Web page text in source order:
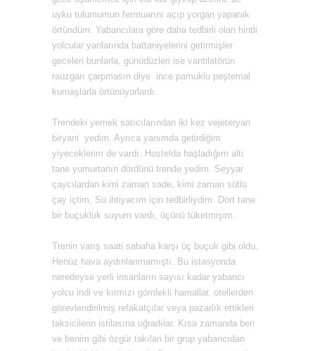
uyku tulumumun fermuarını açıp yorgan yaparak
örtündüm. Yabancılara göre daha tedbirli olan hintli
yolcular yanlarında battaniyelerini getirmişler
geceleri bunlarla, günüdüzleri ise vantilatörün
raüzgarı çarpmasın diye ince pamuklu peştemal
kumaşlarla örtünüyorlardı.
Trendeki yemek satıcılarından iki kez vejeteryan
biryani yedim. Ayrıca yanımda getirdiğim
yiyeceklerim de vardı. Hostelda haşladığım altı
tane yumurtanın dördünü trende yedim. Seyyar
çaycılardan kimi zaman sade, kimi zaman sütlü
çay içtim. Su ihtiyacım için tedbirliydim. Dört tane
bir buçukluk suyum vardı, üçünü tüketmişim.
Trenin varış saati sabaha karşı üç buçuk gibi oldu.
Henüz hava aydınlanmamıştı. Bu istasyonda
neredeyse yerli insanların sayısı kadar yabancı
yolcu indi ve kırmızı gömlekli hamallar, otellerden
görevlendirilmiş refakatçılar veya pazarlık ettikleri
taksicilerin istilasına uğradılar. Kısa zamanda ben
ve benim gibi özgür takılan bir grup yabancıdan